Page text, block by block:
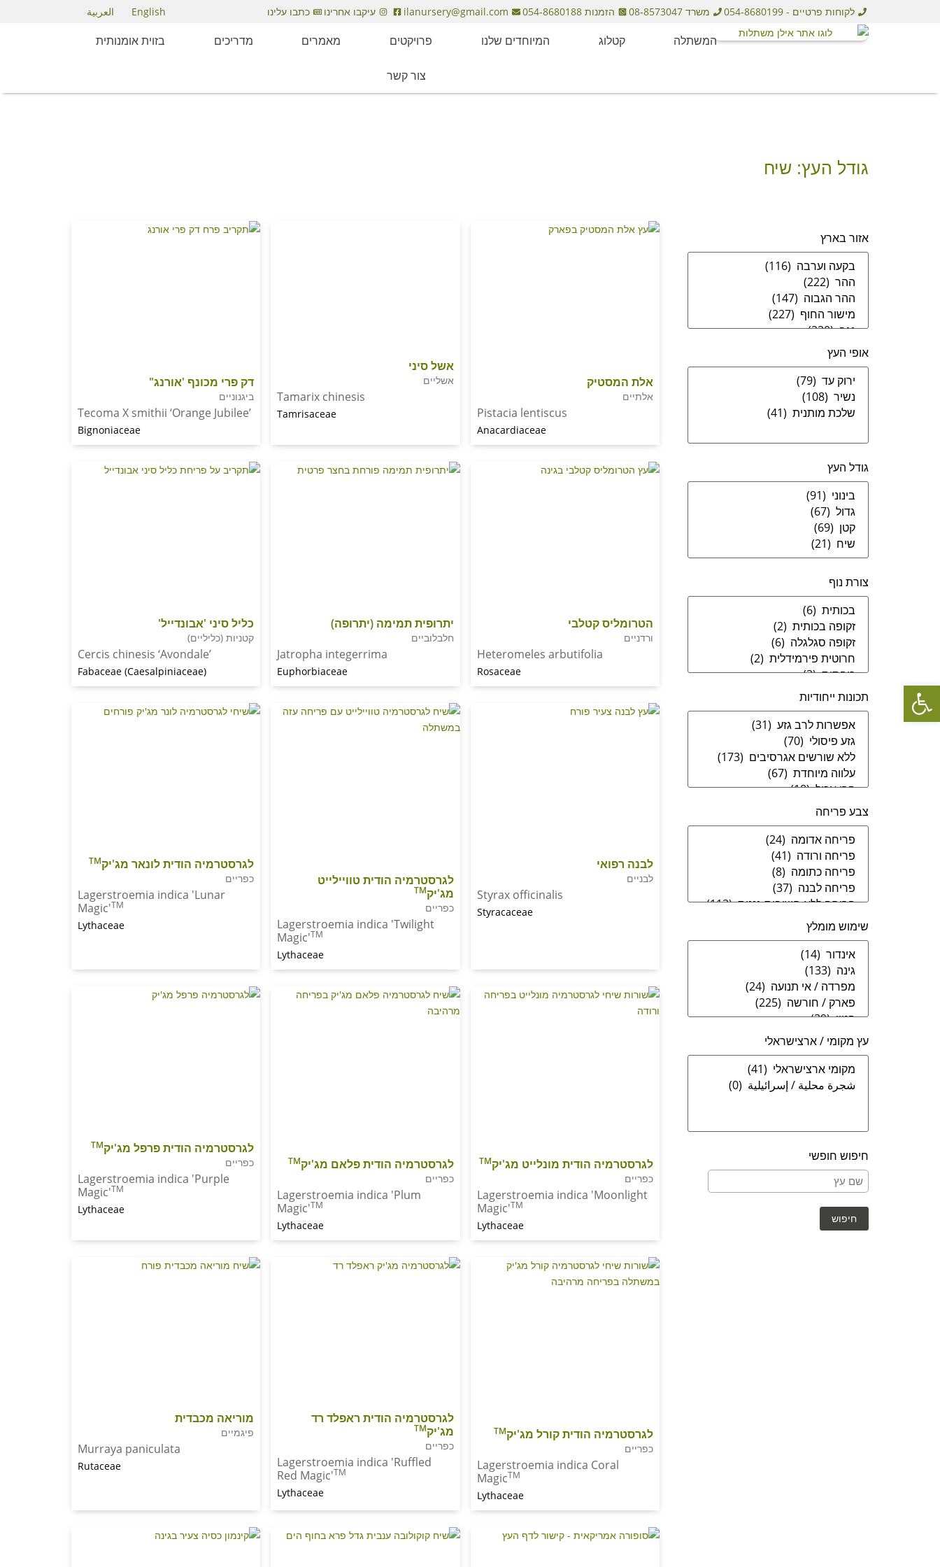
לקוחות פרטיים - 054-8680199 משרד 08-8573047 הזמנות 054-8680188 ilanursery@gmail.com עיקבו אחרינו כתבו עלינו English العربية
המשתלה קטלוג המיוחדים שלנו פרויקטים מאמרים מדריכים בזוית אומנותית
צור קשר
גודל העץ: שיח
אזור בארץ
אופי העץ
גודל העץ
צורת נוף
תכונות ייחודיות
צבע פריחה
שימוש מומלץ
עץ מקומי / ארצישראלי
חיפוש חופשי
אלת המסטיק
אלתיים
Pistacia lentiscus
Anacardiaceae
אשל סיני
אשליים
Tamarix chinesis
Tamrisaceae
דק פרי מכונף 'אורנג"
ביגנוניים
Tecoma X smithii ‘Orange Jubilee’
Bignoniaceae
הטרומליס קטלבי
ורדניים
Heteromeles arbutifolia
Rosaceae
יתרופית תמימה (יתרופה)
חלבלוביים
Jatropha integerrima
Euphorbiaceae
כליל סיני 'אבונדייל'
קטניות (כליליים)
Cercis chinesis ‘Avondale’
Fabaceae (Caesalpiniaceae)
לבנה רפואי
לבניים
Styrax officinalis
Styracaceae
לגרסטרמיה הודית טוויילייט
מג'יקTM
כפריים
Lagerstroemia indica 'Twilight
Magic'TM
Lythaceae
לגרסטרמיה הודית לונאר מג'יקTM
כפריים
Lagerstroemia indica 'Lunar
Magic'TM
Lythaceae
לגרסטרמיה הודית מונלייט מג'יקTM
כפריים
Lagerstroemia indica 'Moonlight
Magic'TM
Lythaceae
לגרסטרמיה הודית פלאם מג'יקTM
כפריים
Lagerstroemia indica 'Plum
Magic'TM
Lythaceae
לגרסטרמיה הודית פרפל מג'יקTM
כפריים
Lagerstroemia indica 'Purple
Magic'TM
Lythaceae
לגרסטרמיה הודית קורל מג'יקTM
כפריים
Lagerstroemia indica Coral
MagicTM
Lythaceae
לגרסטרמיה הודית ראפלד רד
מג'יקTM
כפריים
Lagerstroemia indica 'Ruffled
Red Magic'TM
Lythaceae
מוריאה מכבדית
פיגמיים
Murraya paniculata
Rutaceae
פתח סרגל נגישות